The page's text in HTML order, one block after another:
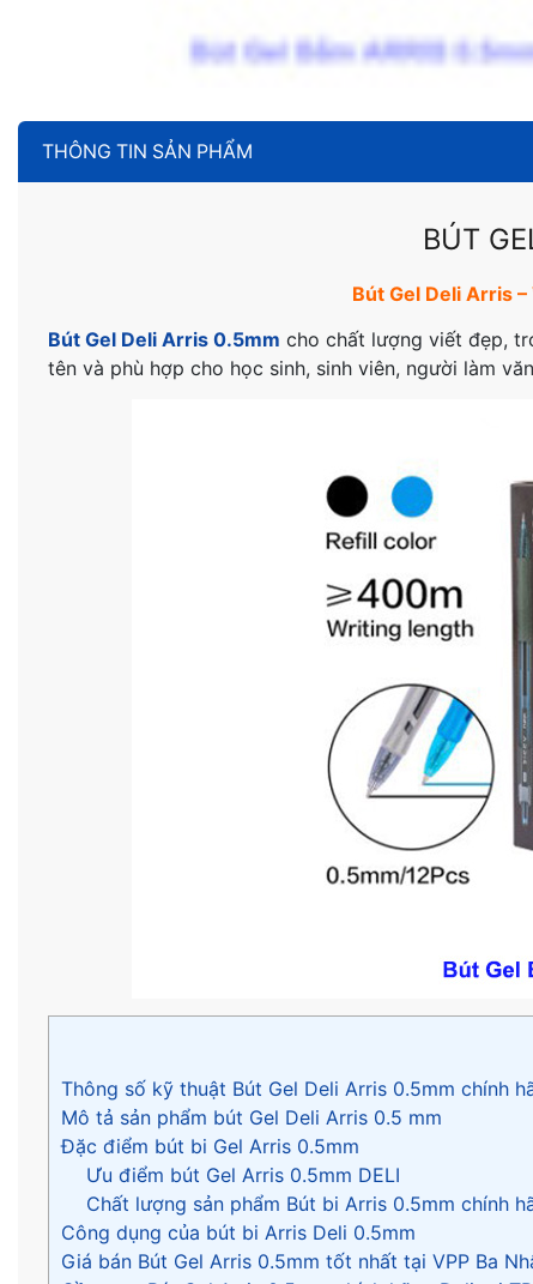
THÔNG TIN SẢN PHẨM
BÚT
Bút Gel Deli Arris
Bút Gel Deli Arris 0.5mm cho chất lượng viết đẹp,
tên và phù hợp cho học sinh, sinh viên, người làm
Thông số kỹ thuật Bút Gel Deli Arris 0.5mm chính
Mô tả sản phẩm bút Gel Deli Arris 0.5 mm
Đặc điểm bút bi Gel Arris 0.5mm
Ưu điểm bút Gel Arris 0.5mm DELI
Chất lượng sản phẩm Bút bi Arris 0.5mm chính
Công dụng của bút bi Arris Deli 0.5mm
Giá bán Bút Gel Arris 0.5mm tốt nhất tại VPP Ba